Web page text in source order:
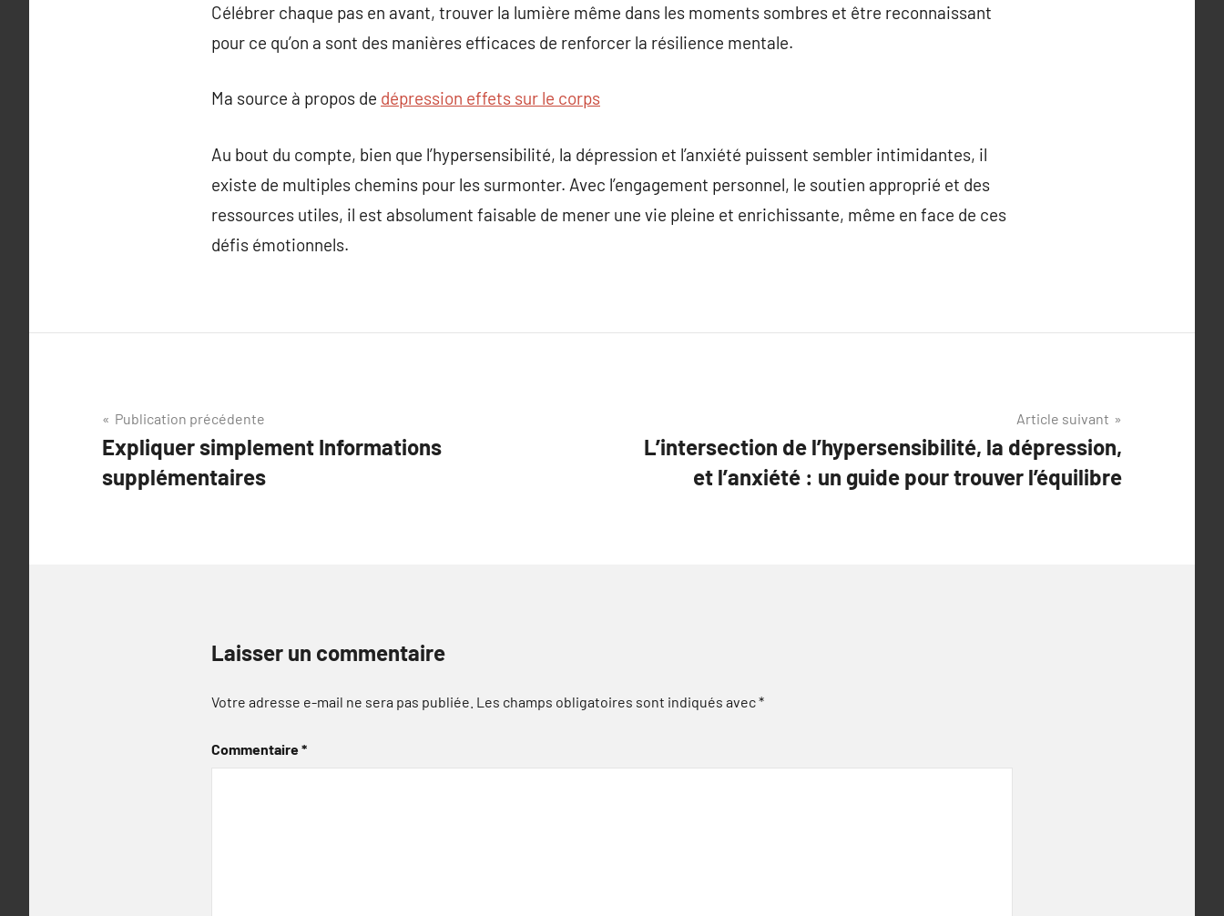
Célébrer chaque pas en avant, trouver la lumière même dans les moments sombres et être reconnaissant
pour ce qu’on a sont des manières efficaces de renforcer la résilience mentale.
Ma source à propos de dépression effets sur le corps
Au bout du compte, bien que l’hypersensibilité, la dépression et l’anxiété puissent sembler intimidantes, il
existe de multiples chemins pour les surmonter. Avec l’engagement personnel, le soutien approprié et des
ressources utiles, il est absolument faisable de mener une vie pleine et enrichissante, même en face de ces
défis émotionnels.
Navigation
de
l’article
Publication précédente
Expliquer simplement Informations
supplémentaires
Article suivant
L’intersection de l’hypersensibilité, la dépression,
et l’anxiété : un guide pour trouver l’équilibre
Laisser un commentaire
Votre adresse e-mail ne sera pas publiée. Les champs obligatoires sont indiqués avec*
Commentaire*